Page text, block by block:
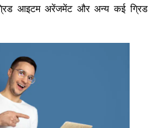
आइटम अरेंजमेंट और अन्य कई ग्रिड